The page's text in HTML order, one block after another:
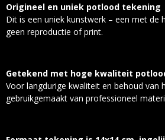
Origineel en uniek potlood tekening
Dit is een uniek kunstwerk – een met de
geen reproductie of print.
Getekend met hoge kwaliteit
Voor langdurige kwaliteit en behoud van
gebruikgemaakt van professioneel